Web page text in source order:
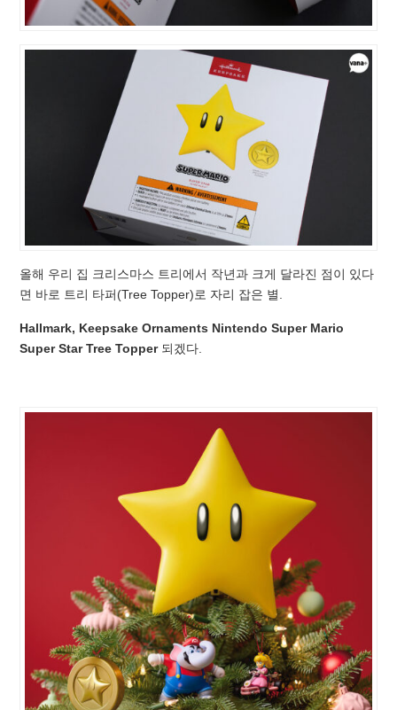
올해 우리 집 크리스마스 트리에서 작년과 크게 달라진 점이 있다
면 바로 트리 타퍼(Tree Topper)로 자리 잡은 별.
Hallmark, Keepsake Ornaments Nintendo Super Mario
Super Star Tree Topper되겠다.